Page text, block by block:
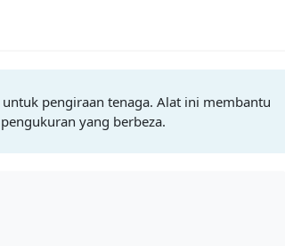
pengiraan tenaga. Alat ini membantu
yang berbeza.